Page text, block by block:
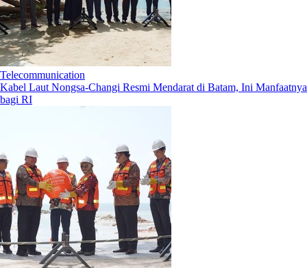
Telecommunication
Kabel Laut Nongsa-Changi Resmi Mendarat di Batam, Ini Manfaatnya
bagi RI